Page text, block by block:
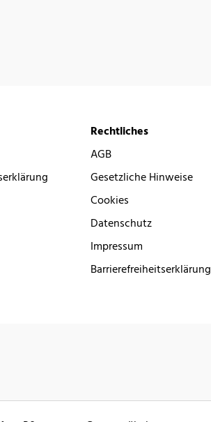
Rechtliches
AGB
Gesetzliche Hinweise
Cookies
Datenschutz
Impressum
Barrierefreiheitserklärung